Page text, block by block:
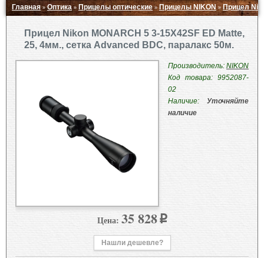
Главная»Оптика » Прицелы оптические» Прицелы NIKON»Прицел
Прицел Nikon MONARCH 5 3-15X42SF ED Matte,
25, 4мм., сетка Advanced BDC, паралакс 50м.
Производитель: NIKON
Код товара: 9952087-
02
Наличие: Уточняйте
наличие
Цена: 35 828p
Нашли дешевле?